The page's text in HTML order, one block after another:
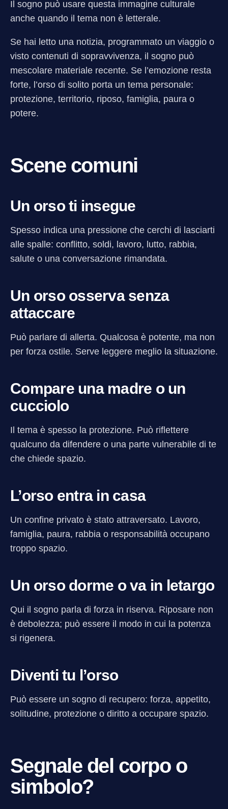
Il sogno può usare questa immagine culturale
anche quando il tema non è letterale.
Se hai letto una notizia, programmato un viaggio o
visto contenuti di sopravvivenza, il sogno può
mescolare materiale recente. Se l’emozione resta
forte, l’orso di solito porta un tema personale:
protezione, territorio, riposo, famiglia, paura o
potere.
Scene comuni
Un orso ti insegue
Spesso indica una pressione che cerchi di lasciarti
alle spalle: conflitto, soldi, lavoro, lutto, rabbia,
salute o una conversazione rimandata.
Un orso osserva senza
attaccare
Può parlare di allerta. Qualcosa è potente, ma non
per forza ostile. Serve leggere meglio la situazione.
Compare una madre o un
cucciolo
Il tema è spesso la protezione. Può riflettere
qualcuno da difendere o una parte vulnerabile di te
che chiede spazio.
L’orso entra in casa
Un confine privato è stato attraversato. Lavoro,
famiglia, paura, rabbia o responsabilità occupano
troppo spazio.
Un orso dorme o va in letargo
Qui il sogno parla di forza in riserva. Riposare non
è debolezza; può essere il modo in cui la potenza
si rigenera.
Diventi tu l’orso
Può essere un sogno di recupero: forza, appetito,
solitudine, protezione o diritto a occupare spazio.
Segnale del corpo o
simbolo?